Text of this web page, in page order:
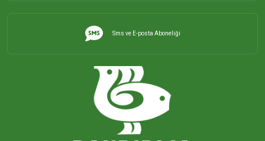
Sms ve E-posta Aboneliği